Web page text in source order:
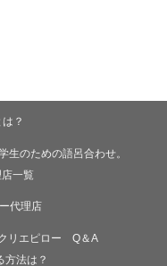
？
生のための語呂合わせ。
店一覧
代理店
リエピロー Q＆A
方法は？